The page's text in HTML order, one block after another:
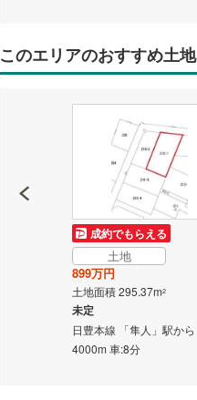
このエリアのおすすめ土地
成約でもらえる
土地
899万円
土地面積 295.37m2
未定
日豊本線 「隼人」駅から
4000m 車:8分